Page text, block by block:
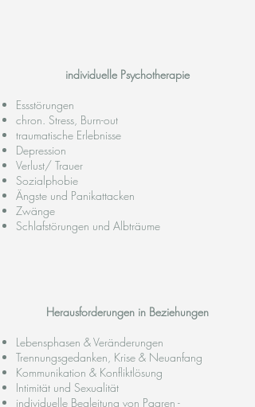
individuelle Psychotherapie
Essstörungen
chron. Stress, Burn-out
traumatische Erlebnisse
Depression
Verlust/ Trauer
Sozialphobie
Ängste und Panikattacken
Zwänge
Schlafstörungen und Albträume
Herausforderungen in Beziehungen
Lebensphasen & Veränderungen
Trennungsgedanken, Krise & Neuanfang
Kommunikation & Konfliktlösung
Intimität und Sexualität
individuelle Begleitung von Paaren -